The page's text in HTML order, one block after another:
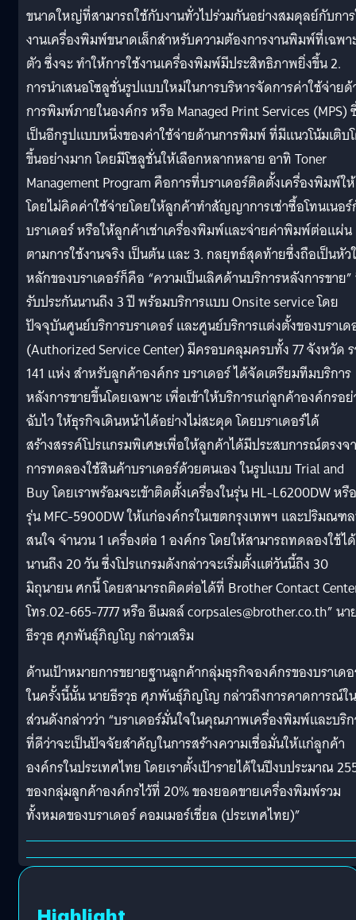
ขนาดใหญ่ที่สามารถใช้กับงานทั่วไปร่วมกันอย่างสมดุลย์กับกา
งานเครื่องพิมพ์ขนาดเล็กสำหรับความต้องการงานพิมพ์ที่เฉพา
ตัว ซึ่งจะ ทำให้การใช้งานเครื่องพิมพ์มีประสิทธิภาพยิ่งขึ้น 2.
การนำเสนอโซลูชั่นรูปแบบใหม่ในการบริหารจัดการค่าใช้จ่าย
การพิมพ์ภายในองค์กร หรือ Managed Print Services (MPS)
เป็นอีกรูปแบบหนึ่งของค่าใช้จ่ายด้านการพิมพ์ ที่มีแนวโน้มเติบ
ขึ้นอย่างมาก โดยมีโซลูชั่นให้เลือกหลากหลาย อาทิ Toner
Management Program คือการที่บราเดอร์ติดตั้งเครื่องพิมพ์ให้
โดยไม่คิดค่าใช้จ่ายโดยให้ลูกค้าทำสัญญาการเช่าซื้อโทนเนอ
บราเดอร์ หรือให้ลูกค้าเช่าเครื่องพิมพ์และจ่ายค่าพิมพ์ต่อแผ่น
ตามการใช้งานจริง เป็นต้น และ 3. กลยุทธ์สุดท้ายซึ่งถือเป็นหัว
หลักของบราเดอร์ก็คือ “ความเป็นเลิศด้านบริการหลังการขาย
รับประกันนานถึง 3 ปี พร้อมบริการแบบ Onsite service โดย
ปัจจุบันศูนย์บริการบราเดอร์ และศูนย์บริการแต่งตั้งของบราเด
(Authorized Service Center) มีครอบคลุมครบทั้ง 77 จังหวัด
141 แห่ง สำหรับลูกค้าองค์กร บราเดอร์ ได้จัดเตรียมทีมบริการ
หลังการขายขึ้นโดยเฉพาะ เพื่อเข้าให้บริการแก่ลูกค้าองค์กรอ
ฉับไว ให้ธุรกิจเดินหน้าได้อย่างไม่สะดุด โดยบราเดอร์ได้
สร้างสรรค์โปรแกรมพิเศษเพื่อให้ลูกค้าได้มีประสบการณ์ตรงจ
การทดลองใช้สินค้าบราเดอร์ด้วยตนเอง ในรูปแบบ Trial and
Buy โดยเราพร้อมจะเข้าติดตั้งเครื่องในรุ่น HL-L6200DW หรือ
รุ่น MFC-5900DW ให้แก่องค์กรในเขตกรุงเทพฯ และปริมณฑ
สนใจ จำนวน 1 เครื่องต่อ 1 องค์กร โดยให้สามารถทดลองใช้ได้
นานถึง 20 วัน ซึ่งโปรแกรมดังกล่าวจะเริ่มตั้งแต่วันนี้ถึง 30
มิถุนายน ศกนี้ โดยสามารถติดต่อได้ที่ Brother Contact
โทร.02-665-7777 หรือ อีเมลล์corpsales@brother.co.th” นา
ธีรวุธ ศุภพันธุ์ภิญโญ กล่าวเสริม
ด้านเป้าหมายการขยายฐานลูกค้ากลุ่มธุรกิจองค์กรของบราเด
ในครั้งนี้นั้น นายธีรวุธ ศุภพันธุ์ภิญโญ กล่าวถึงการคาดการณ์ใน
ส่วนดังกล่าวว่า “บราเดอร์มั่นใจในคุณภาพเครื่องพิมพ์และบริ
ที่ดีว่าจะเป็นปัจจัยสำคัญในการสร้างความเชื่อมั่นให้แก่ลูกค้า
องค์กรในประเทศไทย โดยเราตั้งเป้ารายได้ในปีงบประมาณ
ของกลุ่มลูกค้าองค์กรไว้ที่ 20% ของยอดขายเครื่องพิมพ์รวม
ทั้งหมดของบราเดอร์ คอมเมอร์เชี่ยล (ประเทศไทย)”